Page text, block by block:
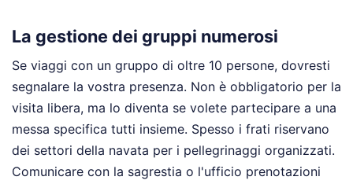
La gestione dei gruppi numerosi
Se viaggi con un gruppo di oltre 10 persone, dovresti
segnalare la vostra presenza. Non è obbligatorio per la
visita libera, ma lo diventa se volete partecipare a una
messa specifica tutti insieme. Spesso i frati riservano
dei settori della navata per i pellegrinaggi organizzati.
Comunicare con la sagrestia o l'ufficio prenotazioni